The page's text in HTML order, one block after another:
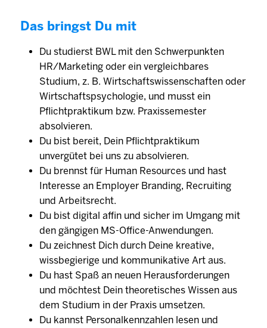
Das bringst Du mit
Du studierst BWL mit den Schwerpunkten
HR/Marketing oder ein vergleichbares
Studium, z. B. Wirtschaftswissenschaften oder
Wirtschaftspsychologie, und musst ein
Pflichtpraktikum bzw. Praxissemester
absolvieren.
Du bist bereit, Dein Pflichtpraktikum
unvergütet bei uns zu absolvieren.
Du brennst für Human Resources und hast
Interesse an Employer Branding, Recruiting
und Arbeitsrecht.
Du bist digital affin und sicher im Umgang mit
den gängigen MS-Office-Anwendungen.
Du zeichnest Dich durch Deine kreative,
wissbegierige und kommunikative Art aus.
Du hast Spaß an neuen Herausforderungen
und möchtest Dein theoretisches Wissen aus
dem Studium in der Praxis umsetzen.
Du kannst Personalkennzahlen lesen und